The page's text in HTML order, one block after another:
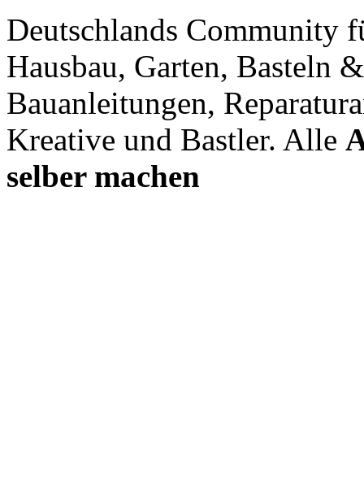
Deutschlands Community
Hausbau, Garten, Basteln
Bauanleitungen,
Kreative und Bastler. Alle
selber machen